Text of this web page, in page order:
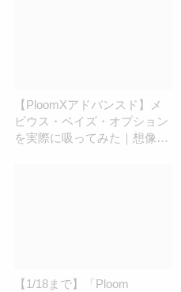
【PloomXアドバンスド】メ
ビウス・ベイズ・オプション
を実際に吸ってみた｜想像以
【1/18まで】「Ploom